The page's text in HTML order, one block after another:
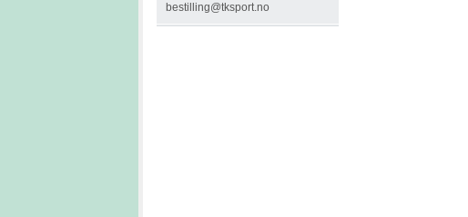
bestilling@tksport.no